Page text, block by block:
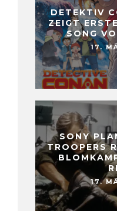
DETEKTIV
ZEIGT
SONG
17.
SONY
TROOPERS
17.